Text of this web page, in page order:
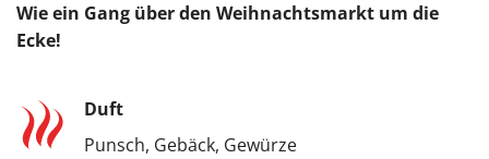
Wie ein Gang über den Weihnachtsmarkt um die
Ecke!
Duft
Punsch, Gebäck, Gewürze